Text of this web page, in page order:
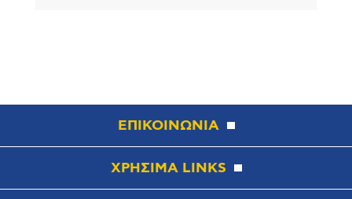
ΕΠΙΚΟΙΝΩΝΙΑ
ΧΡΗΣΙΜΑ LINKS